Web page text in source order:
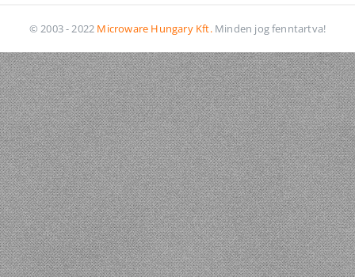
© 2003 - 2022 Microware Hungary Kft.Minden jog fenntartva!